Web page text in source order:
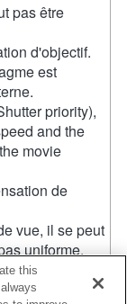
pas être
d'objectif.
est
priority),
and the
movie
de
vue, il se peut
uniforme.
sur [Off].
de
this